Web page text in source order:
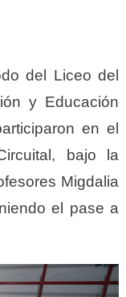
del Liceo del
y Educación
en el
bajo la
Migdalia
el pase a